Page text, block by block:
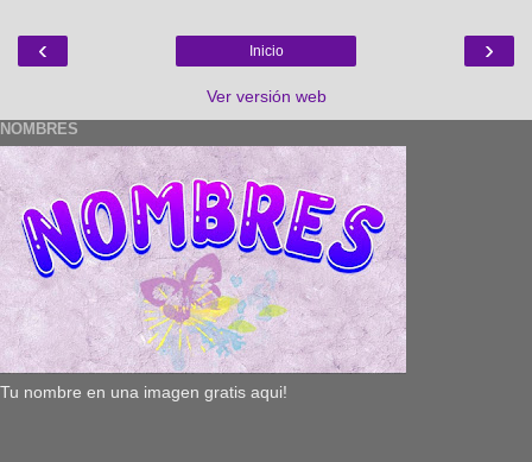
‹ ›
Inicio
Ver versión web
NOMBRES
Tu nombre en una imagen gratis aqui!